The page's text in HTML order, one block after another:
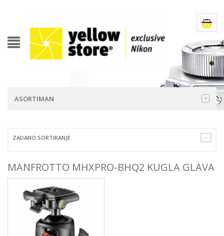
ASORTIMAN
ZADANO SORTIRANJE
MANFROTTO MHXPRO-BHQ2 KUGLA GLAVA